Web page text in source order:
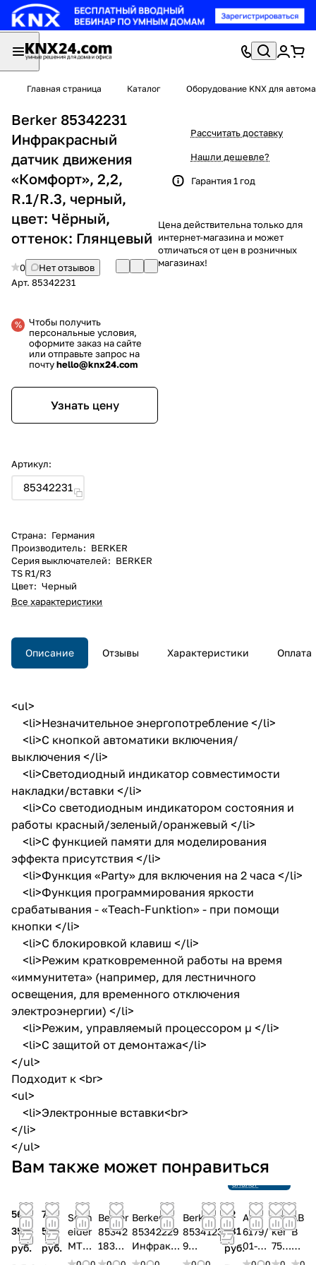
Главная страница Каталог Оборудование KNX для
Berker 85342231
Инфракрасный
датчик движения
«Комфорт», 2,2,
R.1/R.3, черный,
цвет: Чёрный,
оттенок: Глянцевый
0
Нет отзывов
Арт. 85342231
Чтобы получить
персональные условия,
оформите заказ на сайте
или отправьте запрос на
почтуhello@knx24.com
Узнать цену
Артикул:
85342231
Страна: Германия
Производитель: BERKER
Серия выключателей: BERKER
TS R1/R3
Цвет: Черный
Все характеристики
Рассчитать доставку
Нашли дешевле?
Гарантия 1 год
Цена действительна только для
интернет-магазина и может
отличаться от цен в розничных
магазинах!
Описание Отзывы Характеристики Оплата
<ul>
<li>Незначительное энергопотребление </li>
<li>С кнопкой автоматики включения/
выключения </li>
<li>Светодиодный индикатор совместимости
накладки/вставки </li>
<li>Со светодиодным индикатором состояния и
работы красный/зеленый/оранжевый </li>
<li>С функцией памяти для моделирования
эффекта присутствия </li>
<li>Функция «Party» для включения на 2 часа </li>
<li>Функция программирования яркости
срабатывания - «Teach-Funktion» - при помощи
кнопки </li>
<li>С блокировкой клавиш </li>
<li>Режим кратковременной работы на время
«иммунитета» (например, для лестничного
освещения, для временного отключения
электроэнергии) </li>
<li>Режим, управляемый процессором µ </li>
<li>С защитой от демонтажа</li>
</ul>
Подходит к <br>
<ul>
<li>Электронные вставки<br>
</li>
</ul>
Вам также может понравиться
56
358
руб.
78
565
руб.
Schn
eider
MTN6
31860
Berker
85342
183
Датчи
Berker
85342229
Инфракр
асный
Berker
8534123
9
Инфрак
производства
Ссылка на
32
281
руб.
ABB
6179/
01-
204-
Ber
ker
752
410
AB
B
61
22